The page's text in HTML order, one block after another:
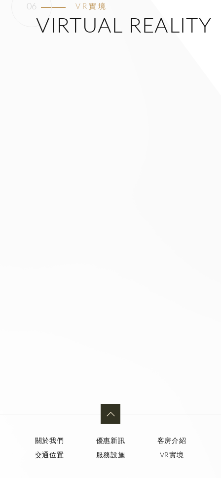
VR實境
VIRTUAL REALITY
關於我們 優惠新訊 客房介紹
交通位置 服務設施 VR實境